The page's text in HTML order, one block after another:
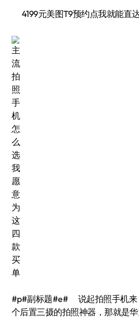
4199元美图T9预约点我就能直
#p#副标题#e# 说起拍照手机来
个后置三摄的拍照神器，那就是